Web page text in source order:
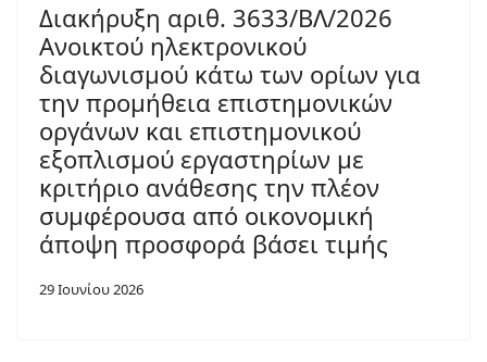
Διακήρυξη αριθ. 3633/ΒΛ/2026
Ανοικτού ηλεκτρονικού
διαγωνισμού κάτω των ορίων για
την προμήθεια επιστημονικών
οργάνων και επιστημονικού
εξοπλισμού εργαστηρίων με
κριτήριο ανάθεσης την πλέον
συμφέρουσα από οικονομική
άποψη προσφορά βάσει τιμής
29 Ιουνίου 2026